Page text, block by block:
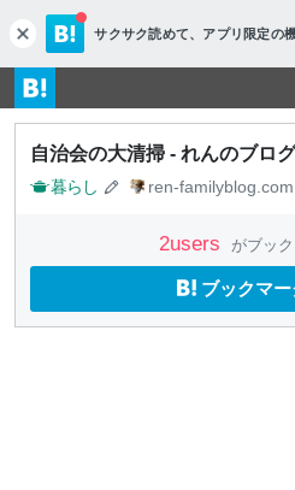
c
l
o
s
e
サクサク読めて、 アプリ限定の
自治会の大清掃 - れんのブログ
暮らし ren-familyblog.com
2users がブッ
ブックマ